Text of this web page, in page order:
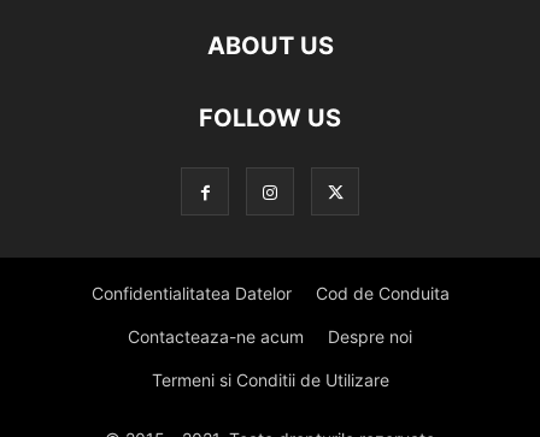
ABOUT US
FOLLOW US
Confidentialitatea Datelor Cod de Conduita
Contacteaza-ne acum Despre noi
Termeni si Conditii de Utilizare